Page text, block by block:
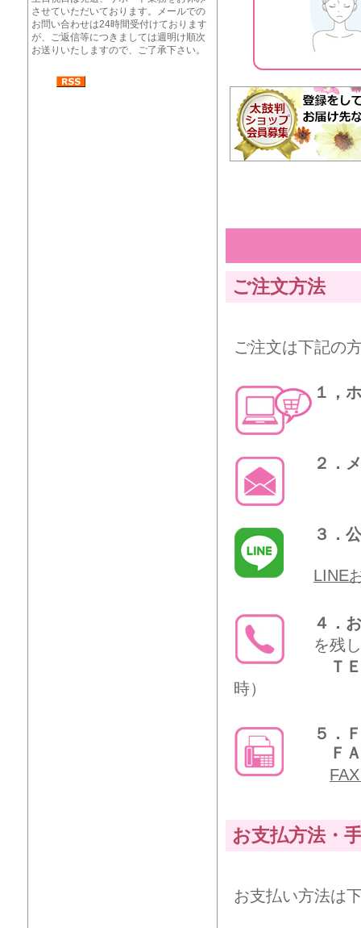
させていただいております。メールでの
お問い合わせは24時間受付けております
が、ご返信等につきましては週明け順次
お送りいたしますので、ご了承下さい。
ご注文方法
ご注文は下記の
１，
２．
３．
LINE
４．
を残
Ｔ
時）
５．
ＦＡ
お支払方法・
お支払い方法は